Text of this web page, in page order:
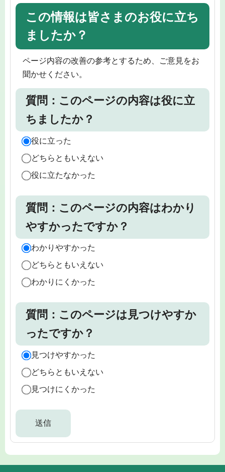
この情報は皆さまのお役に立ち
ましたか？
ページ内容の改善の参考とするため、ご意見をお
聞かせください。
質問：このページの内容は役に立
ちましたか？
役に立った
どちらともいえない
役に立たなかった
質問：このページの内容はわかり
やすかったですか？
わかりやすかった
どちらともいえない
わかりにくかった
質問：このページは見つけやすか
ったですか？
見つけやすかった
どちらともいえない
見つけにくかった